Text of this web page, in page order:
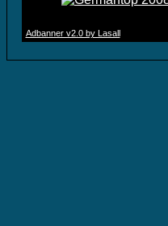
Adbanner v2.0 by Lasall